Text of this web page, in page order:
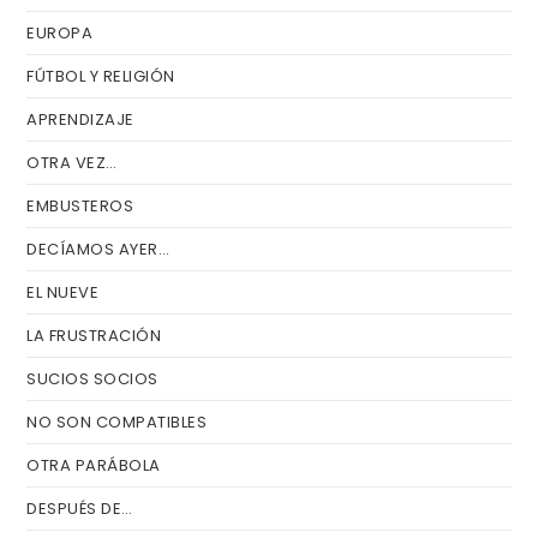
EUROPA
FÚTBOL Y RELIGIÓN
APRENDIZAJE
OTRA VEZ…
EMBUSTEROS
DECÍAMOS AYER…
EL NUEVE
LA FRUSTRACIÓN
SUCIOS SOCIOS
NO SON COMPATIBLES
OTRA PARÁBOLA
DESPUÉS DE…